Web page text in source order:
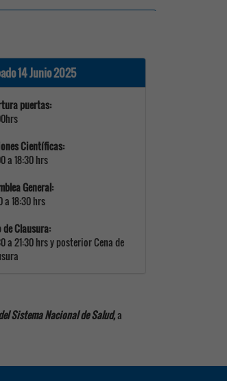
14 Junio 2025
puertas:
Científicas:
a 18:30 hrs
General:
a 18:30 hrs
de Clausura:
a 21:30 hrs y posterior Cena de
Sistema Nacional de Salud,a